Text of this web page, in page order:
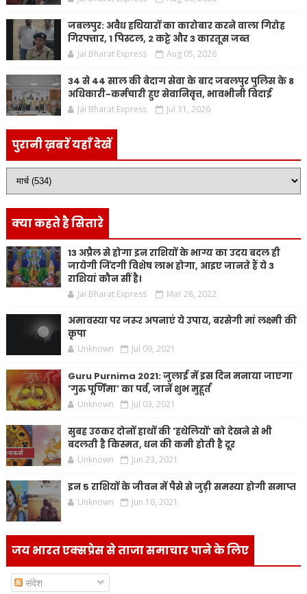
जबलपुर: अवैध हथियारों का कारोबार करने वाला गिरोह
गिरफ्तार, 1 पिस्टल, 2 कट्टे और 3 कारतूस जब्त
Jai Bharat Express Aug 05, 2026
34 से 44 साल की बेदाग सेवा के बाद जबलपुर पुलिस के 8
अधिकारी-कर्मचारी हुए सेवानिवृत्त, भावभीनी विदाई
Jai Bharat Express Jul 31, 2026
पुरानी ख़बरें यहाँ देखें
क्या कहते है सितारे
13 अप्रैल से होगा इन राशियों के भाग्य का उदय बदल ही
जायेगी जिंदगी विशेष लाभ होगा, आइए जानते हैं ये 3
राशियां कौन सीं है।
Jai Bharat Express Mar 28, 2022
अमावस्या पर जरूर अपनाएं ये उपाय, बरसेगी मां लक्ष्मी की
कृपा
Unknown Jul 09, 2021
Guru Purnima 2021: जुलाई में इस दिन मनाया जाएगा
'गुरु पूर्णिमा' का पर्व, जानें शुभ मुहूर्त
Unknown Jul 03, 2021
सुबह उठकर दोनों हाथों की 'हथेलियों' को देखने से भी
बदलती है किस्मत, धन की कमी होती है दूर
Unknown Jun 23, 2021
इन 5 राशियों के जीवन में पैसे से जुड़ी समस्या होगी समाप्त
Unknown Jun 16, 2021
जय भारत एक्सप्रेस से ताजा समाचार पाने के लिए
संदेश